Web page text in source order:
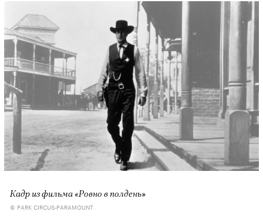
Кадр из фильма «Ровно в полдень»
© PARK CIRCUS-PARAMOUNT